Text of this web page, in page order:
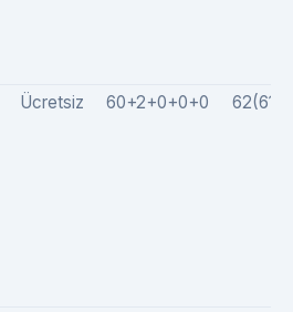
Ücretsiz 60+2+0+0+0